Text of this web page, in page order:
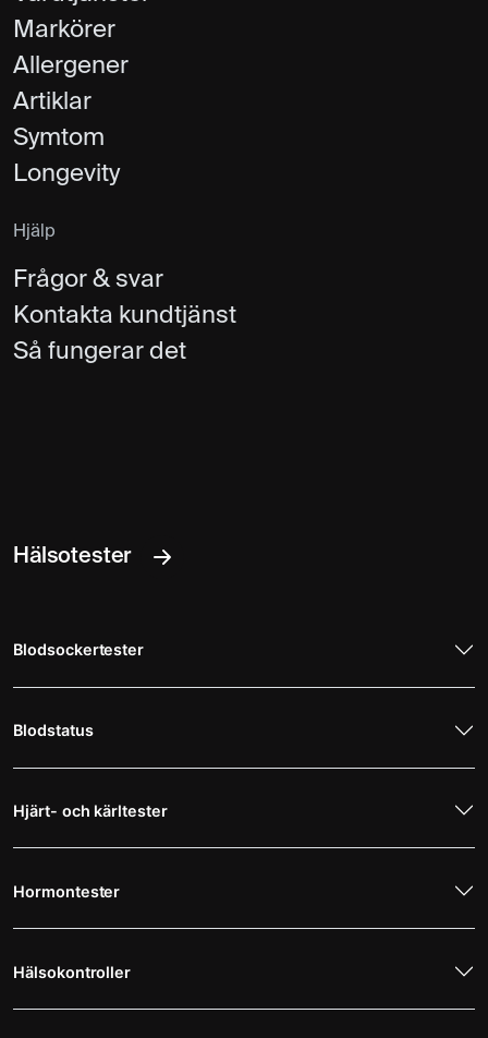
Markörer
Allergener
Artiklar
Symtom
Longevity
Hjälp
Frågor & svar
Kontakta kundtjänst
Så fungerar det
Hälsotester
Blodsockertester
Blodstatus
Hjärt- och kärltester
Hormontester
Hälsokontroller